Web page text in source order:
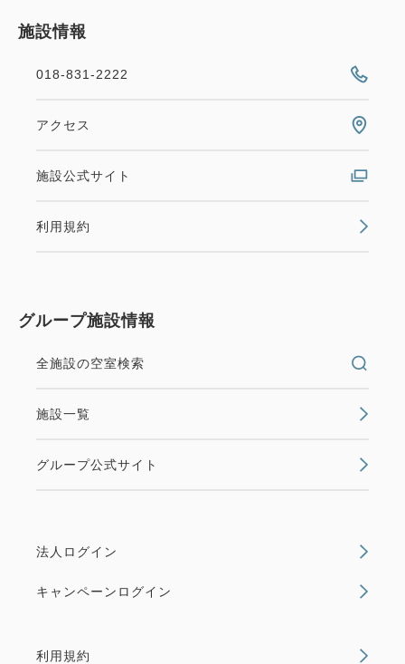
施設情報
018-831-2222
アクセス
施設公式サイト
利用規約
グループ施設情報
全施設の空室検索
施設一覧
グループ公式サイト
法人ログイン
キャンペーンログイン
利用規約